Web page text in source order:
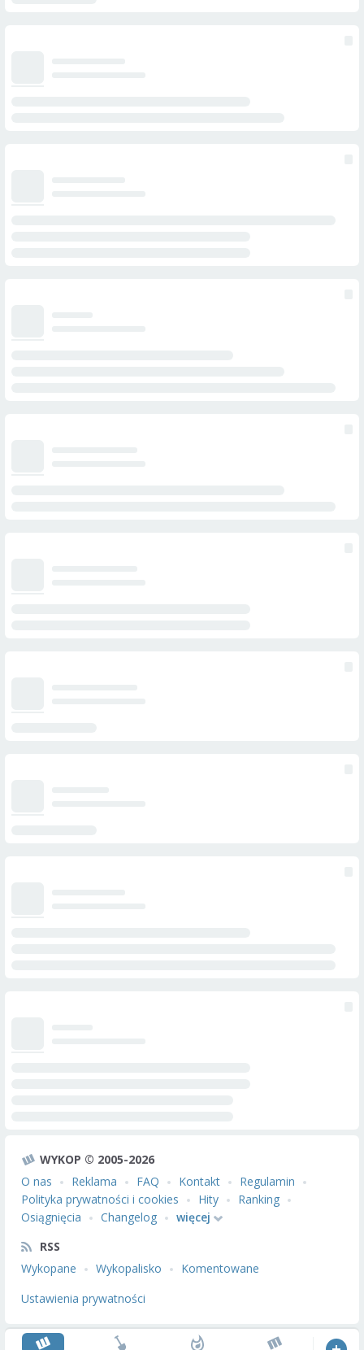
WYKOP © 2005-2026
O nas
Reklama FAQ Kontakt
Regulamin
Polityka prywatności i cookies
Hity
Ranking
Osiągnięcia
Changelog
więcej
RSS
Wykopane
Wykopalisko
Komentowane
Ustawienia prywatności